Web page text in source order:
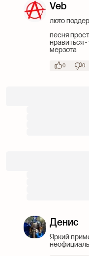
Veb
люто
песня
нравиться
мерзота
0 0
Денис
Яркий